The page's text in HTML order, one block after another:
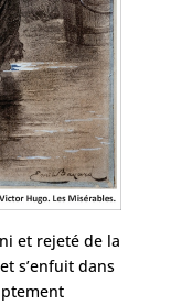
et rejeté de la
s’enfuit dans